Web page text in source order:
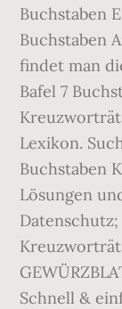
Buchstaben
Buchstaben
findet man
Bafel 7
Lexikon.
Buchstaben
Lösungen
Datenschutz;
Schnell &